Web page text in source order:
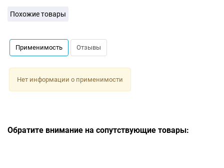
Похожие товары
Применимость Отзывы
Нет информации о применимости
Обратите внимание на сопутствующие товары: